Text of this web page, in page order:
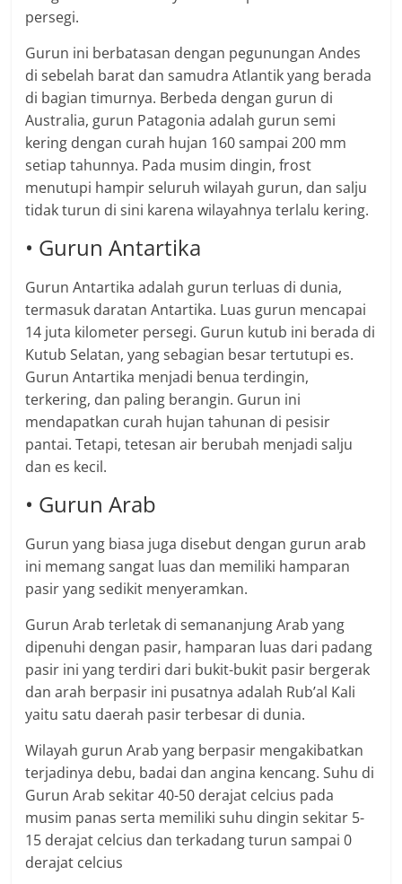
persegi.
Gurun ini berbatasan dengan pegunungan Andes
di sebelah barat dan samudra Atlantik yang berada
di bagian timurnya. Berbeda dengan gurun di
Australia, gurun Patagonia adalah gurun semi
kering dengan curah hujan 160 sampai 200 mm
setiap tahunnya. Pada musim dingin, frost
menutupi hampir seluruh wilayah gurun, dan salju
tidak turun di sini karena wilayahnya terlalu kering.
• Gurun Antartika
Gurun Antartika adalah gurun terluas di dunia,
termasuk daratan Antartika. Luas gurun mencapai
14 juta kilometer persegi. Gurun kutub ini berada di
Kutub Selatan, yang sebagian besar tertutupi es.
Gurun Antartika menjadi benua terdingin,
terkering, dan paling berangin. Gurun ini
mendapatkan curah hujan tahunan di pesisir
pantai. Tetapi, tetesan air berubah menjadi salju
dan es kecil.
• Gurun Arab
Gurun yang biasa juga disebut dengan gurun arab
ini memang sangat luas dan memiliki hamparan
pasir yang sedikit menyeramkan.
Gurun Arab terletak di semananjung Arab yang
dipenuhi dengan pasir, hamparan luas dari padang
pasir ini yang terdiri dari bukit-bukit pasir bergerak
dan arah berpasir ini pusatnya adalah Rub’al Kali
yaitu satu daerah pasir terbesar di dunia.
Wilayah gurun Arab yang berpasir mengakibatkan
terjadinya debu, badai dan angina kencang. Suhu di
Gurun Arab sekitar 40-50 derajat celcius pada
musim panas serta memiliki suhu dingin sekitar 5-
15 derajat celcius dan terkadang turun sampai 0
derajat celcius